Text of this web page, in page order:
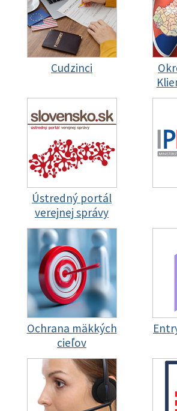
Cudzinci
Ústredný portál
verejnej správy
Ochrana mäkkých
cieľov